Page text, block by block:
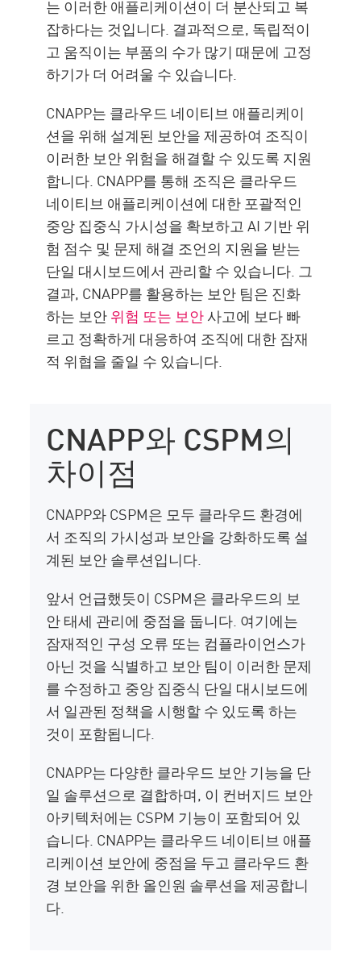
는 이러한 애플리케이션이 더 분산되고 복
잡하다는 것입니다. 결과적으로, 독립적이
고 움직이는 부품의 수가 많기 때문에 고정
하기가 더 어려울 수 있습니다.
CNAPP는 클라우드 네이티브 애플리케이
션을 위해 설계된 보안을 제공하여 조직이
이러한 보안 위험을 해결할 수 있도록 지원
합니다. CNAPP를 통해 조직은 클라우드
네이티브 애플리케이션에 대한 포괄적인
중앙 집중식 가시성을 확보하고 AI 기반 위
험 점수 및 문제 해결 조언의 지원을 받는
단일 대시보드에서 관리할 수 있습니다. 그
결과, CNAPP를 활용하는 보안 팀은 진화
하는 보안위험 또는 보안사고에 보다 빠
르고 정확하게 대응하여 조직에 대한 잠재
적 위협을 줄일 수 있습니다.
CNAPP와 CSPM의
차이점
CNAPP와 CSPM은 모두 클라우드 환경에
서 조직의 가시성과 보안을 강화하도록 설
계된 보안 솔루션입니다.
앞서 언급했듯이 CSPM은 클라우드의 보
안 태세 관리에 중점을 둡니다. 여기에는
잠재적인 구성 오류 또는 컴플라이언스가
아닌 것을 식별하고 보안 팀이 이러한 문제
를 수정하고 중앙 집중식 단일 대시보드에
서 일관된 정책을 시행할 수 있도록 하는
것이 포함됩니다.
CNAPP는 다양한 클라우드 보안 기능을 단
일 솔루션으로 결합하며, 이 컨버지드 보안
아키텍처에는 CSPM 기능이 포함되어 있
습니다. CNAPP는 클라우드 네이티브 애플
리케이션 보안에 중점을 두고 클라우드 환
경 보안을 위한 올인원 솔루션을 제공합니
다.